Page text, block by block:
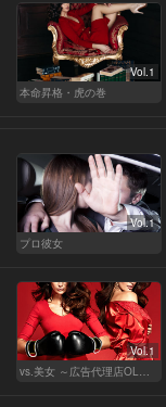
Vol.1
本命昇格・虎の巻
Vol.1
プロ彼女
Vol.1
vs.美女 ～広告代理店OLの挑戦～